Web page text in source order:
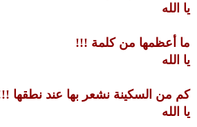
يا الله
ما أعظمها من كلمة !!!
يا الله
كم من السكينة نشعر بها عند نطقها
يا الله